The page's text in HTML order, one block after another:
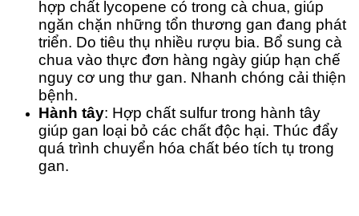
hợp chất lycopene có trong cà chua, giúp
ngăn chặn những tổn thương gan đang phát
triển. Do tiêu thụ nhiều rượu bia. Bổ sung cà
chua vào thực đơn hàng ngày giúp hạn chế
nguy cơ ung thư gan. Nhanh chóng cải thiện
bệnh.
Hành tây: Hợp chất sulfur trong hành tây
giúp gan loại bỏ các chất độc hại. Thúc đẩy
quá trình chuyển hóa chất béo tích tụ trong
gan.